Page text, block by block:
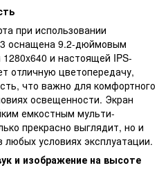
при использовании
оснащена 9.2-дюймовым
и настоящей IPS-
отличную цветопередачу,
что важно для комфортного
освещенности. Экран
емкостным мульти-
прекрасно выглядит, но и
условиях эксплуатации.
и изображение на высоте